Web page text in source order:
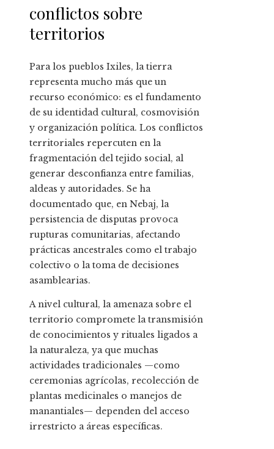
conflictos sobre
territorios
Para los pueblos Ixiles, la tierra
representa mucho más que un
recurso económico: es el fundamento
de su identidad cultural, cosmovisión
y organización política. Los conflictos
territoriales repercuten en la
fragmentación del tejido social, al
generar desconfianza entre familias,
aldeas y autoridades. Se ha
documentado que, en Nebaj, la
persistencia de disputas provoca
rupturas comunitarias, afectando
prácticas ancestrales como el trabajo
colectivo o la toma de decisiones
asamblearias.
A nivel cultural, la amenaza sobre el
territorio compromete la transmisión
de conocimientos y rituales ligados a
la naturaleza, ya que muchas
actividades tradicionales —como
ceremonias agrícolas, recolección de
plantas medicinales o manejos de
manantiales— dependen del acceso
irrestricto a áreas específicas.